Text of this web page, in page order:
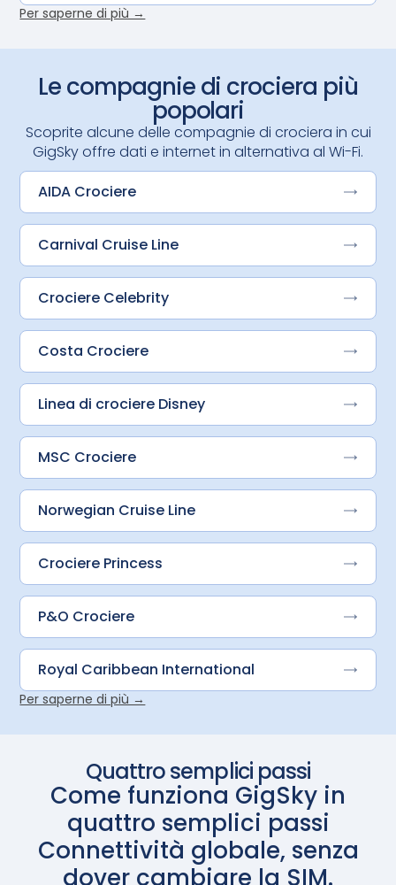
Per saperne di più →
Le compagnie di crociera più
popolari
Scoprite alcune delle compagnie di crociera in cui
GigSky offre dati e internet in alternativa al Wi-Fi.
AIDA Crociere
Carnival Cruise Line
Crociere Celebrity
Costa Crociere
Linea di crociere Disney
MSC Crociere
Norwegian Cruise Line
Crociere Princess
P&O Crociere
Royal Caribbean International
Per saperne di più →
Quattro semplici passi
Come funziona GigSky in
quattro semplici passi
Connettività globale, senza
dover cambiare la SIM.